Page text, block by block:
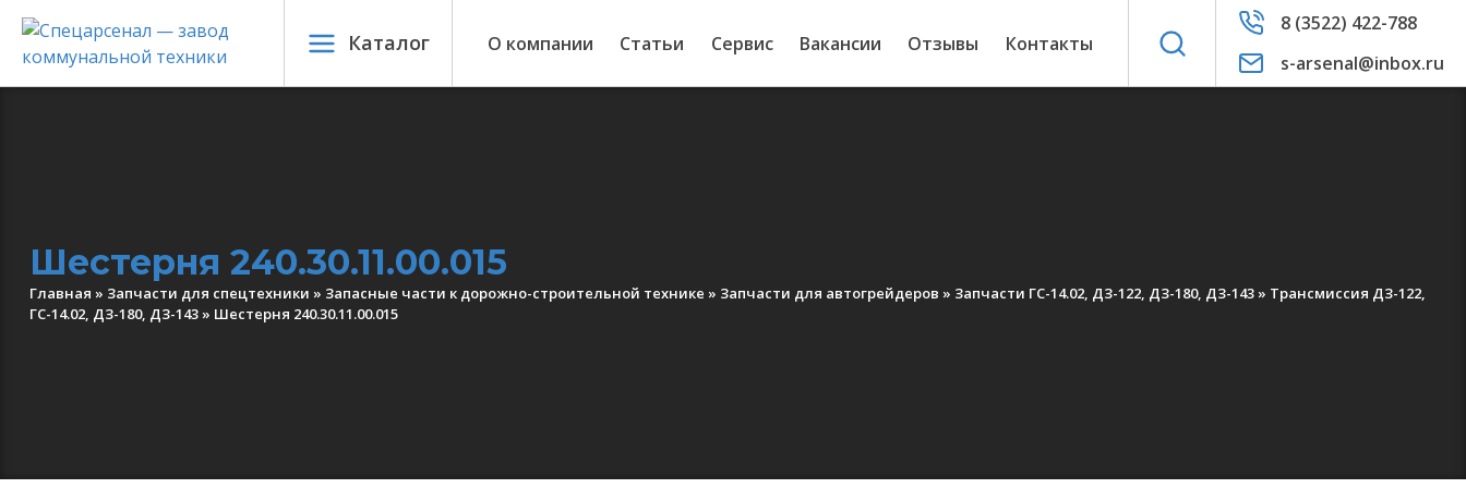
Каталог О компании Статьи Сервис Вакансии Отзывы Контакты
8 (3522) 422-788
s-arsenal@inbox.ru
Шестерня 240.30.11.00.015
Главная » Запчасти для спецтехники » Запасные части к дорожно-строительной технике » Запчасти для автогрейдеров » Запчасти ГС-14.02, ДЗ-122, ДЗ-180, ДЗ-143» Трансмиссия ДЗ-122,
ГС-14.02, ДЗ-180, ДЗ-143» Шестерня 240.30.11.00.015